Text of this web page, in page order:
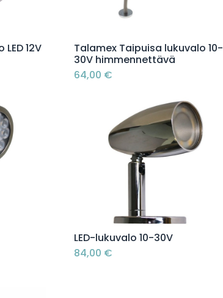
12V
Lisää ostoskoriin
Talamex Taipuisa lukuvalo 10-
30V himmennettävä
64,00 €
Lisää ostoskoriin
LED-lukuvalo 10-30V
84,00 €